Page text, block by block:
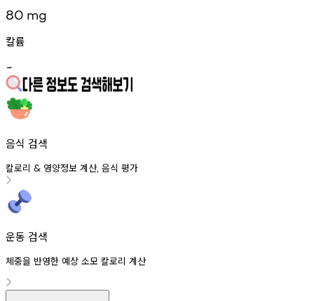
80 mg
칼륨
-
음식 검색
칼로리 & 영양정보 계산, 음식 평가
운동 검색
체중을 반영한 예상 소모 칼로리 계산